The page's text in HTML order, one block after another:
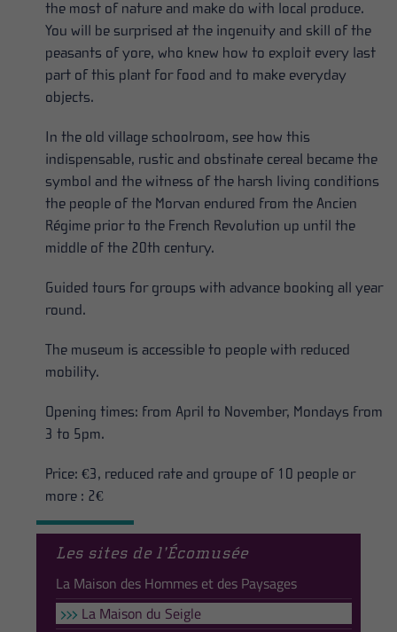
Les sites de l’Écomusée
La Maison des Hommes et des Paysages
La Maison du Seigle
the most of nature and make do with local produce.
You will be surprised at the ingenuity and skill of the
peasants of yore, who knew how to exploit every last
part of this plant for food and to make everyday
objects.
In the old village schoolroom, see how this
indispensable, rustic and obstinate cereal became the
symbol and the witness of the harsh living conditions
the people of the Morvan endured from the Ancien
Régime prior to the French Revolution up until the
middle of the 20th century.
Guided tours for groups with advance booking all year
round.
The museum is accessible to people with reduced
mobility.
Opening times: from April to November, Mondays from
3 to 5pm.
Price: €3, reduced rate and groupe of 10 people or
more : 2€